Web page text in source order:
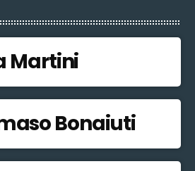
Martini
Bonaiuti